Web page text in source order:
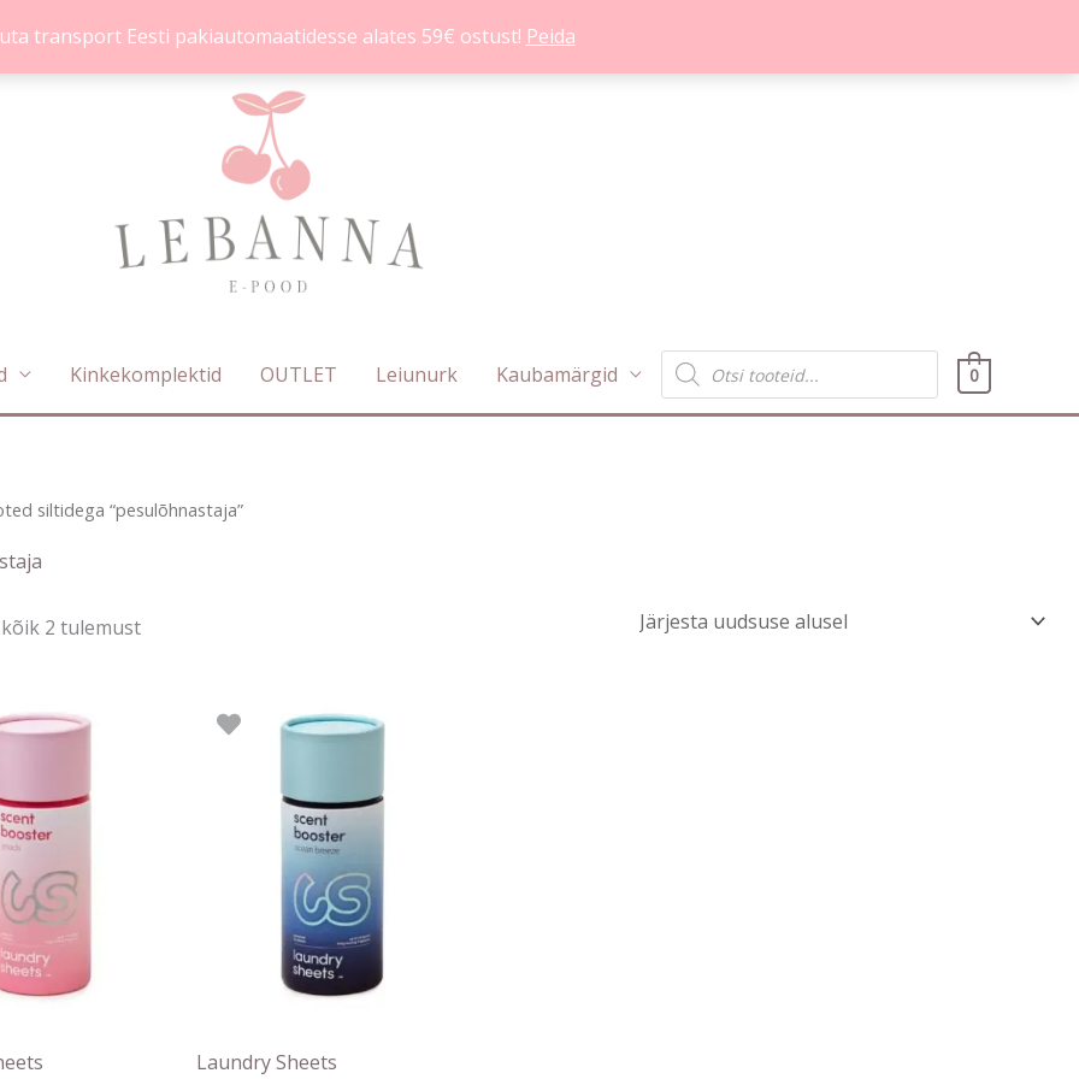
transport Eesti pakiautomaatidesse alates 59€ ostust! Peida
Kinkekomplektid OUTLET Leiunurk Kaubamärgid
Products
search 0
siltidega “pesulõhnastaja”
2 tulemust
Sorditud
uusimate
hind
Laundry Sheets